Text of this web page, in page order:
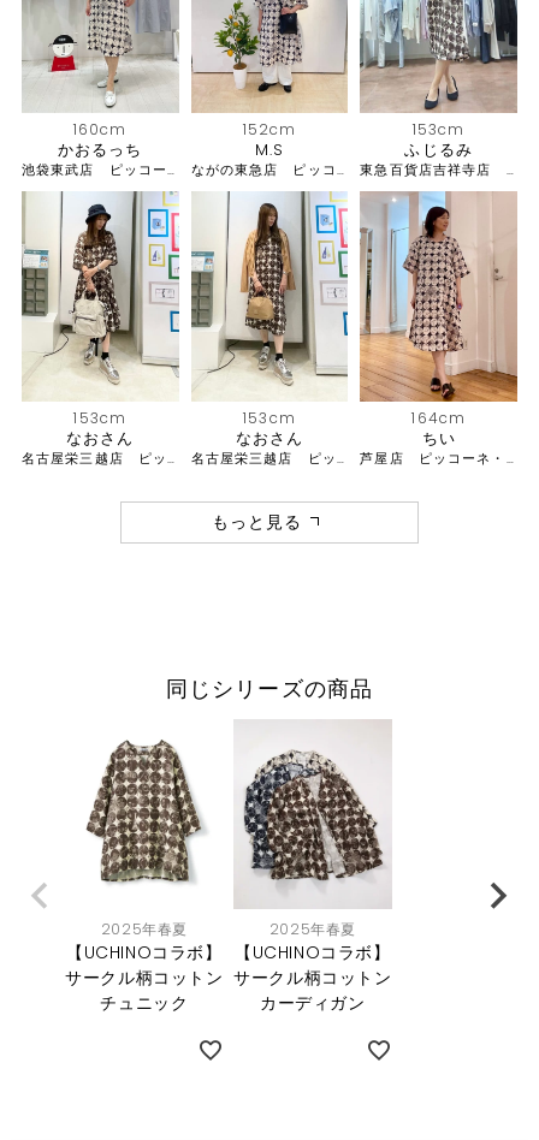
160cm
かおるっち
池袋東武店 ピッコーネ・ピッコーネクラブ
152cm
M.S
ながの東急店 ピッコーネ・ピッコーネクラブ
153cm
ふじるみ
東急百貨店吉祥寺店 ピッコーネ
153cm
なおさん
名古屋栄三越店 ピッコーネ
153cm
なおさん
名古屋栄三越店 ピッコーネ
164cm
ちい
芦屋店 ピッコーネ・ピッコーネクラブ
もっと見る
同じシリーズの商品
2025年春夏
【UCHINOコラボ】
サークル柄コットン
チュニック
2025年春夏
【UCHINOコラボ】
サークル柄コットン
カーディガン